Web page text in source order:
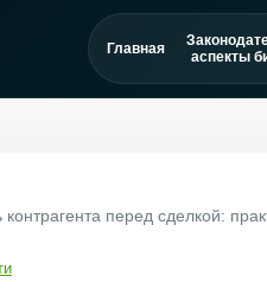
Главная
аспекты
контрагента перед сделкой: